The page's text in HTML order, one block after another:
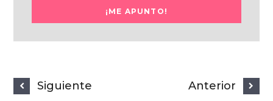
Siguiente Anterior